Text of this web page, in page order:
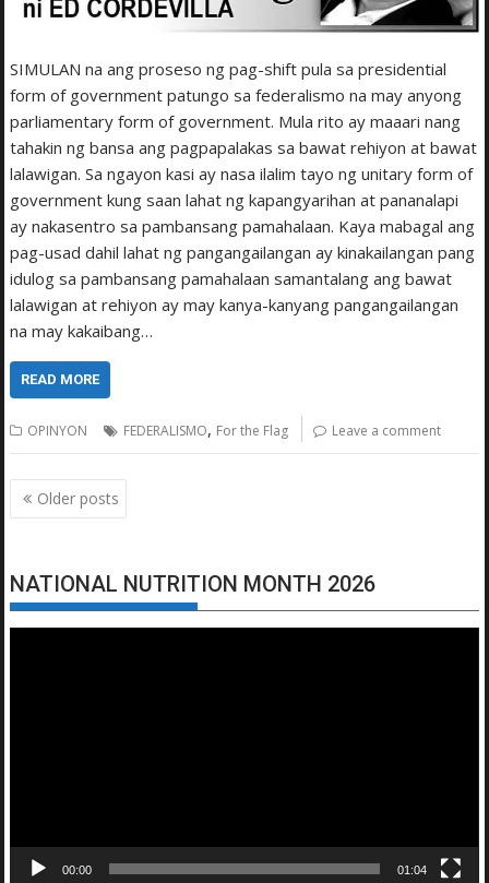
SIMULAN na ang proseso ng pag-shift pula sa presidential
form of government patungo sa federalismo na may anyong
parliamentary form of government. Mula rito ay maaari nang
tahakin ng bansa ang pagpapalakas sa bawat rehiyon at bawat
lalawigan. Sa ngayon kasi ay nasa ilalim tayo ng unitary form of
government kung saan lahat ng kapangyarihan at pananalapi
ay nakasentro sa pambansang pamahalaan. Kaya mabagal ang
pag-usad dahil lahat ng pangangailangan ay kinakailangan pang
idulog sa pambansang pamahalaan samantalang ang bawat
lalawigan at rehiyon ay may ­kanya-kanyang pangangailangan
na may kakaibang…
READ MORE
OPINYON FEDERALISMO, For the Flag Leave a comment
Posts
navigation
Older posts
NATIONAL NUTRITION MONTH 2026
00:00 01:04